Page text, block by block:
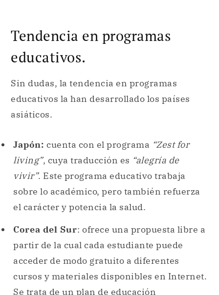
Tendencia en programas
educativos.
Sin dudas, la tendencia en programas
educativos la han desarrollado los países
asiáticos.
Japón: cuenta con el programa “Zest for
living”, cuya traducción es “alegría de
vivir”. Este programa educativo trabaja
sobre lo académico, pero también refuerza
el carácter y potencia la salud.
Corea del Sur: ofrece una propuesta libre a
partir de la cual cada estudiante puede
acceder de modo gratuito a diferentes
cursos y materiales disponibles en Internet.
Se trata de un plan de educación